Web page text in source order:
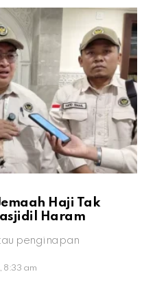
Haji Tak
Haram
penginapan
8:33 am